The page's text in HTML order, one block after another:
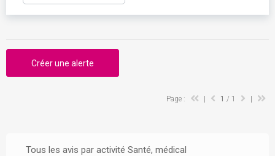
Tous les avis par activité Santé, médical
Créer une alerte
Page : 1 / 1